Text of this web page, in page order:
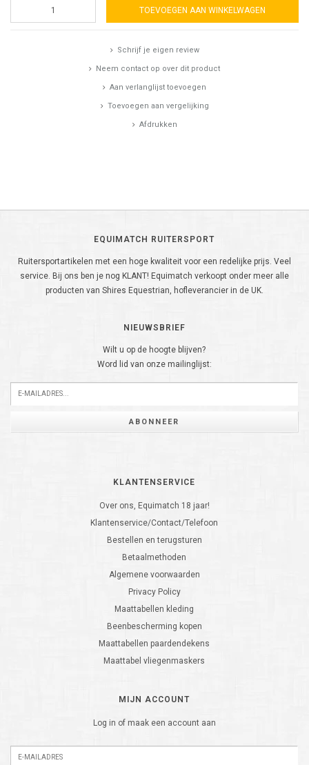
TOEVOEGEN AAN WINKELWAGEN
Schrijf je eigen review
Neem contact op over dit product
Aan verlanglijst toevoegen
Toevoegen aan vergelijking
Afdrukken
EQUIMATCH RUITERSPORT
Ruitersportartikelen met een hoge kwaliteit voor een redelijke prijs. Veel
service. Bij ons ben je nog KLANT! Equimatch verkoopt onder meer alle
producten van Shires Equestrian, hofleverancier in de UK.
NIEUWSBRIEF
Wilt u op de hoogte blijven?
Word lid van onze mailinglijst:
ABONNEER
KLANTENSERVICE
Over ons, Equimatch 18 jaar!
Klantenservice/Contact/Telefoon
Bestellen en terugsturen
Betaalmethoden
Algemene voorwaarden
Privacy Policy
Maattabellen kleding
Beenbescherming kopen
Maattabellen paardendekens
Maattabel vliegenmaskers
MIJN ACCOUNT
Log in of maak een account aan